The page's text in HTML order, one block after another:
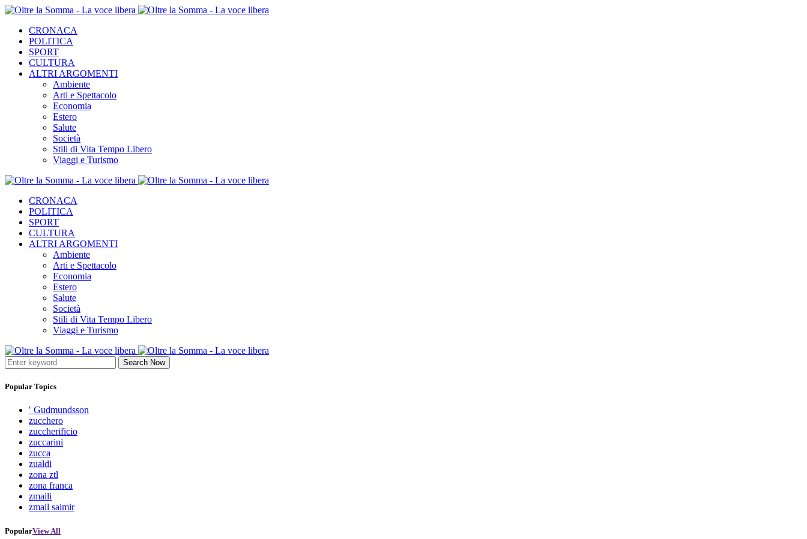
CRONACA
POLITICA
SPORT
CULTURA
ALTRI ARGOMENTI
Ambiente
Arti e Spettacolo
Economia
Estero
Salute
Società
Stili di Vita Tempo Libero
Viaggi e Turismo
CRONACA
POLITICA
SPORT
CULTURA
ALTRI ARGOMENTI
Ambiente
Arti e Spettacolo
Economia
Estero
Salute
Società
Stili di Vita Tempo Libero
Viaggi e Turismo
Search Now
Popular Topics
′ Gudmundsson
zucchero
zuccherificio
zuccarini
zucca
zualdi
zona ztl
zona franca
zmaili
zmail saimir
PopularView All